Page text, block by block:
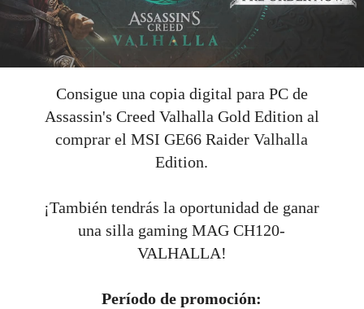
Consigue una copia digital para PC de
Assassin's Creed Valhalla Gold Edition al
comprar el MSI GE66 Raider Valhalla
Edition.
¡También tendrás la oportunidad de ganar
una silla gaming MAG CH120-
VALHALLA!
Período de promoción: